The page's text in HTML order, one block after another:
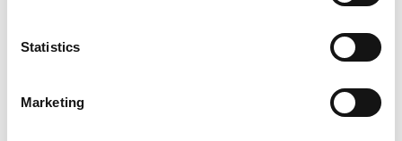
Statistics
Marketing
Se for uma mastopexia com próteses: é retirado
tecido mamários e, posteriormente, são
Por fim, o cirurgião fecha as incisões e é vestido